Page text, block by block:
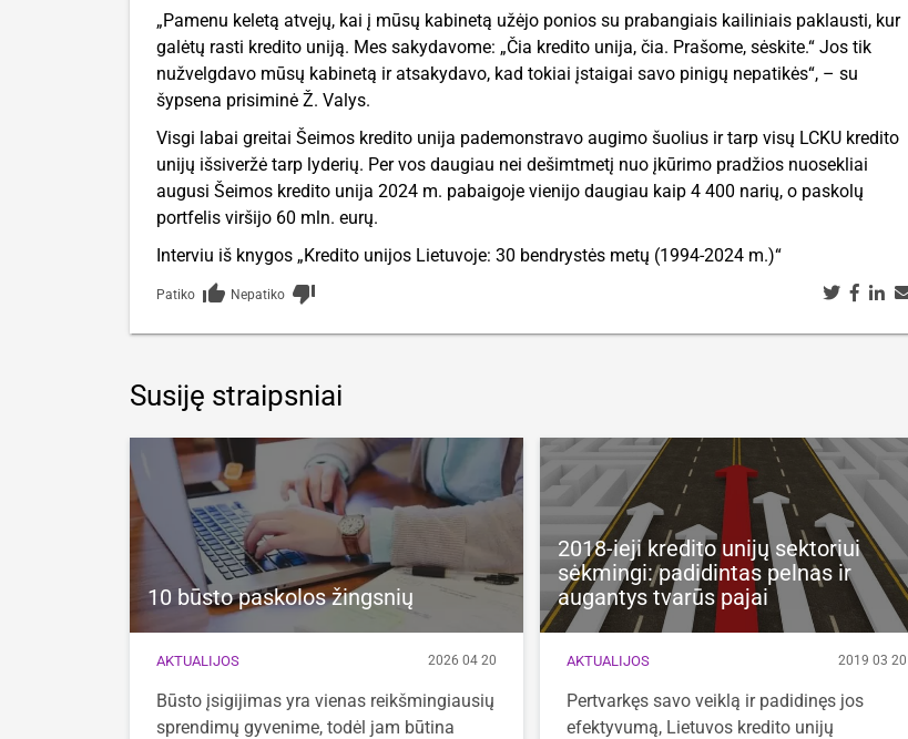
„Pamenu keletą atvejų, kai į mūsų kabinetą užėjo ponios su prabangiais kailiniais paklausti, kur
galėtų rasti kredito uniją. Mes sakydavome: „Čia kredito unija, čia. Prašome, sėskite.“ Jos tik
nužvelgdavo mūsų kabinetą ir atsakydavo, kad tokiai įstaigai savo pinigų nepatikės“, – su
šypsena prisiminė Ž. Valys.
Visgi labai greitai Šeimos kredito unija pademonstravo augimo šuolius ir tarp visų LCKU kredito
unijų išsiveržė tarp lyderių. Per vos daugiau nei dešimtmetį nuo įkūrimo pradžios nuosekliai
augusi Šeimos kredito unija 2024 m. pabaigoje vienijo daugiau kaip 4 400 narių, o paskolų
portfelis viršijo 60 mln. eurų.
Interviu iš knygos „Kredito unijos Lietuvoje: 30 bendrystės metų (1994-2024 m.)“
Patiko thumb_up_alt Nepatiko thumb_down_alt
Susiję straipsniai
10 būsto paskolos žingsnių
AKTUALIJOS 2026 04 20
Būsto įsigijimas yra vienas reikšmingiausių
sprendimų gyvenime, todėl jam būtina
2018-ieji kredito unijų sektoriui
sėkmingi: padidintas pelnas ir
augantys tvarūs pajai
AKTUALIJOS 2019 03 20
Pertvarkęs savo veiklą ir padidinęs jos
efektyvumą, Lietuvos kredito unijų